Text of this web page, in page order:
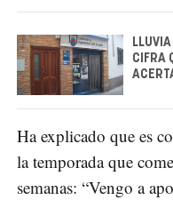
CIFRA
Ha explicado que es
la temporada que
semanas: “Vengo a